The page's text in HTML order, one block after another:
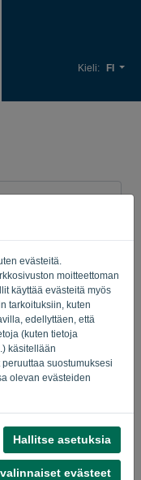
evästeitä.
moitteettoman
käyttää evästeitä myös
tarkoituksiin, kuten
edellyttäen, että
(kuten tietoja
käsitellään
peruuttaa suostumuksesi
olevan evästeiden
Hallitse asetuksia
evästeet
Kieli: FI
Unohtunut salasana?